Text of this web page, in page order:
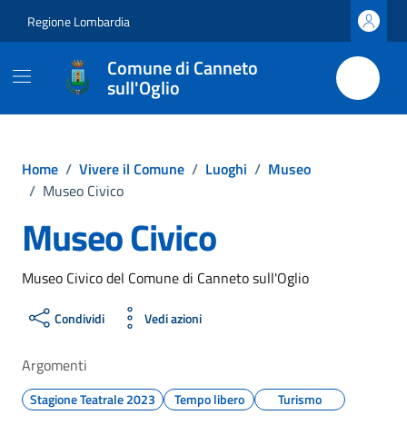
Regione Lombardia
Comune di Canneto
sull'Oglio
Home / Vivere il Comune / Luoghi / Museo
/ Museo Civico
Museo Civico
Museo Civico del Comune di Canneto sull'Oglio
Condividi Vedi azioni
Argomenti
Stagione Teatrale 2023 Tempo libero Turismo